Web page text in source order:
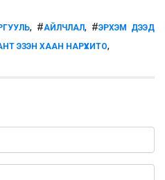
, #АЙЛЧЛАЛ, #ЭРХЭМ ДЭЭД
ЭЗЭН ХААН НАРҮХИТО,